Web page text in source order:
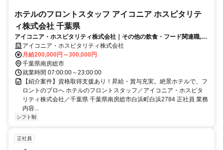
ホテルのフロントスタッフ アイコニア ホスピタリテ
ィ株式会社 千葉県
アイコニア・ホスピタリティ株式会社｜その他の飲食・フード関連職,レ
ストラン・専門料理店（接客・販売・ホール）
アイコニア・ホスピタリティ株式会社
月給200,000円～300,000円
千葉県南房総市
就業時間 07:00:00～23:00:00
【紹介案件】資格取得支援あり！昇給・賞与充実。絶景ホテルで、フ
ロントのプロへ ホテルのフロントスタッフ／アイコニア・ホスピタ
リティ株式会社／千葉県 千葉県南房総市白浜町白浜2784 正社員 業務
内容...
シフト制
正社員